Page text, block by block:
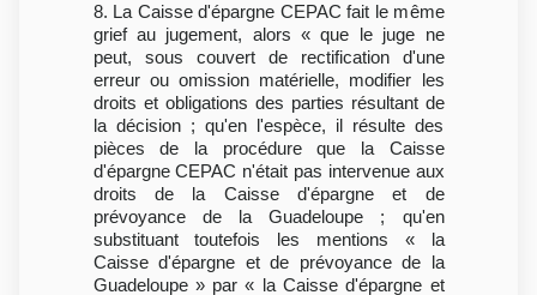
8. La Caisse d'épargne CEPAC fait le même
grief au jugement, alors « que le juge ne
peut, sous couvert de rectification d'une
erreur ou omission matérielle, modifier les
droits et obligations des parties résultant de
la décision ; qu'en l'espèce, il résulte des
pièces de la procédure que la Caisse
d'épargne CEPAC n'était pas intervenue aux
droits de la Caisse d'épargne et de
prévoyance de la Guadeloupe ; qu'en
substituant toutefois les mentions « la
Caisse d'épargne et de prévoyance de la
Guadeloupe » par « la Caisse d'épargne et